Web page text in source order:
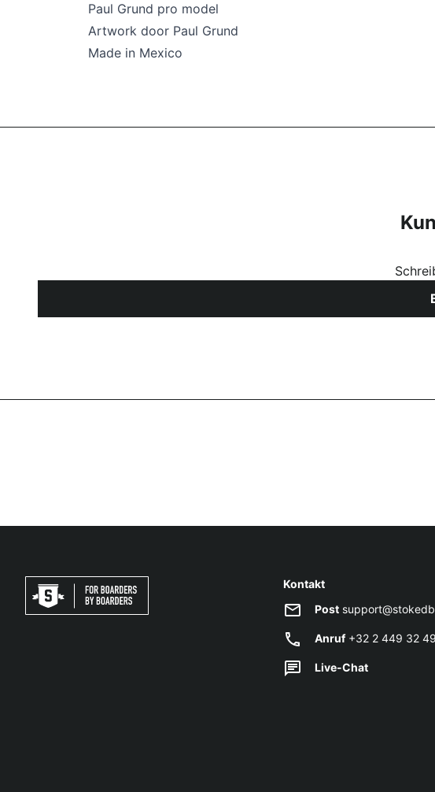
Paul Grund pro model
Artwork door Paul Grund
Made in Mexico
Kontakt
Post
Anruf+32 2 449 32 49
Live-Chat